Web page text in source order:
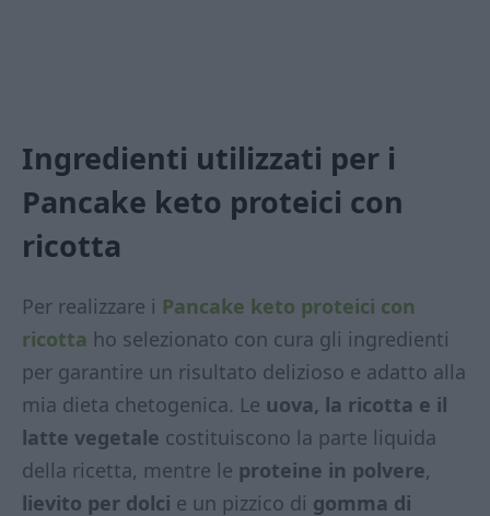
Ingredienti utilizzati per i
Pancake keto proteici con
ricotta
Per realizzare i Pancake keto proteici con
ricotta ho selezionato con cura gli ingredienti
per garantire un risultato delizioso e adatto alla
mia dieta chetogenica. Le uova, la ricotta e il
latte vegetale costituiscono la parte liquida
della ricetta, mentre le proteine in polvere,
lievito per dolci e un pizzico di gomma di